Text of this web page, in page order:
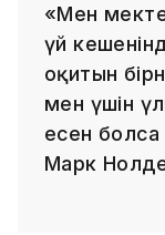
«Мен
үй
оқитын
мен үшін
есен
Марк